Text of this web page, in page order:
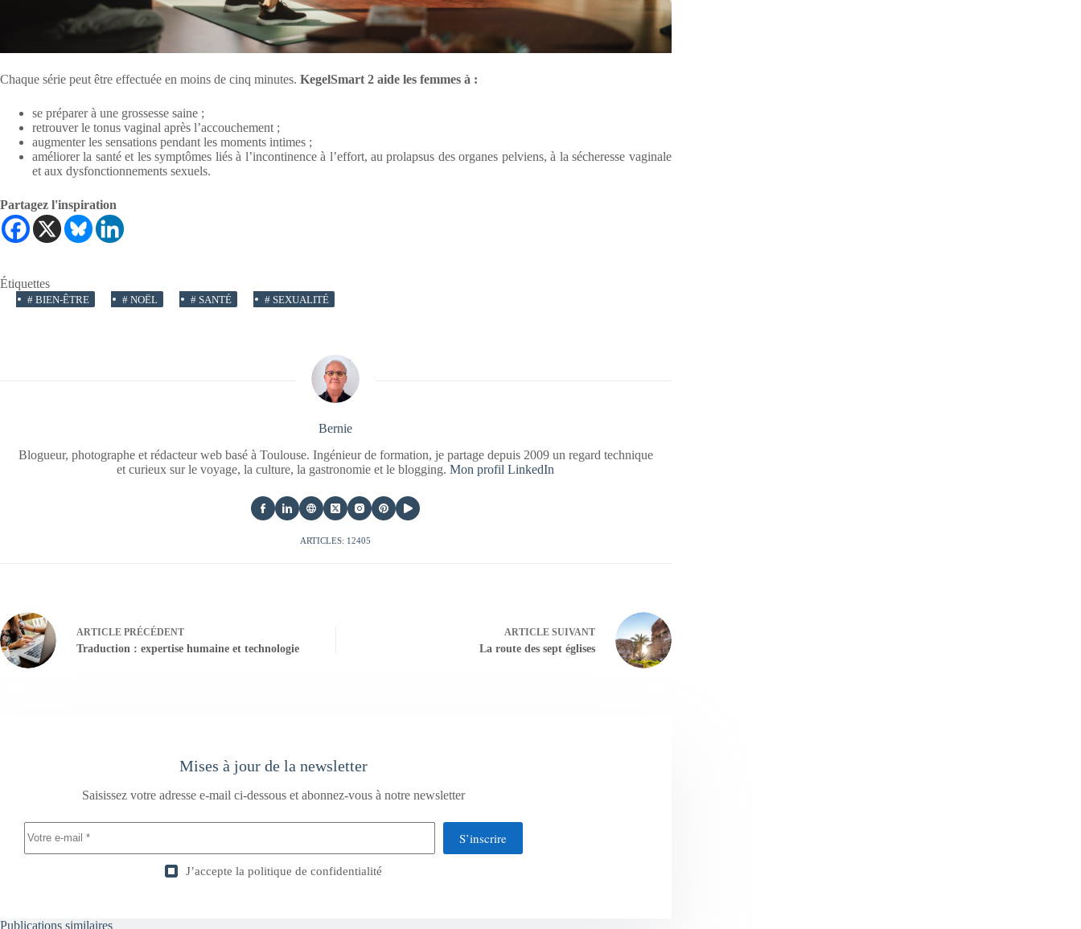
Chaque série peut être effectuée en moins de cinq minutes. KegelSmart 2 aide les femmes à :
se préparer à une grossesse saine ;
retrouver le tonus vaginal après l’accouchement ;
augmenter les sensations pendant les moments intimes ;
améliorer la santé et les symptômes liés à l’incontinence à l’effort, au prolapsus des organes pelviens, à la sécheresse vaginale
et aux dysfonctionnements sexuels.
Partagez l'inspiration
Étiquettes
# BIEN-ÊTRE # NOËL # SANTÉ # SEXUALITÉ
Bernie
Blogueur, photographe et rédacteur web basé à Toulouse. Ingénieur de formation, je partage depuis 2009 un regard technique
et curieux sur le voyage, la culture, la gastronomie et le blogging.Mon profil LinkedIn
ARTICLES: 12405
ARTICLE PRÉCÉDENT
Traduction : expertise humaine et technologie
ARTICLESUIVANT
La route des sept églises
Mises à jour de la newsletter
Saisissez votre adresse e-mail ci-dessous et abonnez-vous à notre newsletter
S’inscrire
J’accepte la politique de confidentialité
Publications similaires